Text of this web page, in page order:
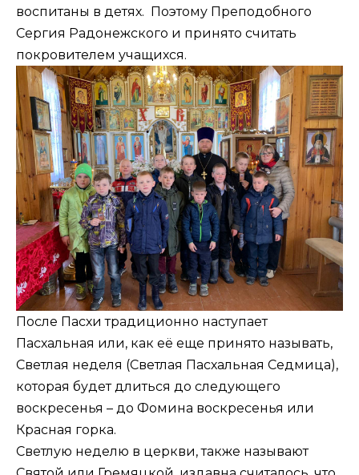
воспитаны в детях. Поэтому Преподобного
Сергия Радонежского и принято считать
покровителем учащихся.
После Пасхи традиционно наступает
Пасхальная или, как её еще принято называть,
Светлая неделя (Светлая Пасхальная Седмица),
которая будет длиться до следующего
воскресенья – до Фомина воскресенья или
Красная горка.
Светлую неделю в церкви, также называют